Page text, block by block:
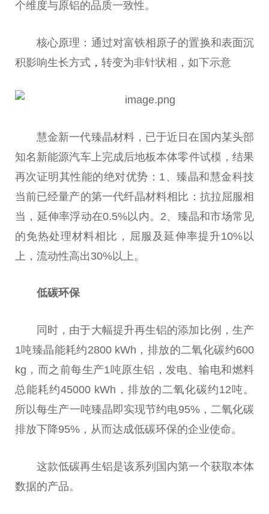
个维度与原铝的品质一致性。
核心原理：通过对富铁相原子的置换和表面沉
积影响生长方式 ， 转变为非针状相，如下示意
慧金新一代臻晶材料，已于近日在国内某头部
知名新能源汽车上完成后地板本体零件试模，结果
再次证明其性能的绝对优势：1、臻晶和慧金科技
当前已经量产的第一代纤晶材料相比：抗拉屈服相
当，延伸率浮动在0.5%以内。2、臻晶和市场常见
的免热处理材料相比，屈服及延伸率提升10%以
上，流动性高出30%以上。
低碳环保
同时，由于大幅提升再生铝的添加比例，生产
1吨臻晶能耗约2800 kWh，排放的二氧化碳约600
kg，而之前每生产1吨原生铝，发电、输电和燃料
总能耗约45000 kWh，排放的二氧化碳约12吨。
所以每生产一吨臻晶即实现节约电95%，二氧化碳
排放下降95%，从而达成低碳环保的企业使命。
这款低碳再生铝是该系列国内第一个获取本体
数据的产品。